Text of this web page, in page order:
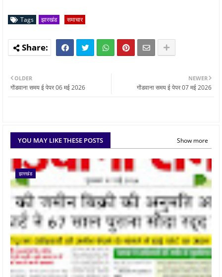
Tags झारखंड समाचार
NEWER
गोंडवाना समय ई पेपर 07 मई 2026
OLDER
गोंडवाना समय ई पेपर 06 मई 2026
YOU MAY LIKE THESE POSTS Show more
झारखंड